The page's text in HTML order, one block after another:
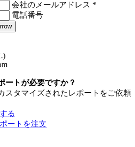
会社のメールアドレス *
電話番号
ートが必要ですか？
スタマイズされたレポートをご依頼
る
ートを注文